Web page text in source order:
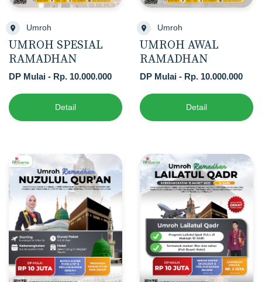
Umroh
UMROH SPESIAL
RAMADHAN
DP Mulai - Rp. 10.000.000
Detail
Umroh
UMROH AWAL
RAMADHAN
DP Mulai - Rp. 10.000.000
Detail